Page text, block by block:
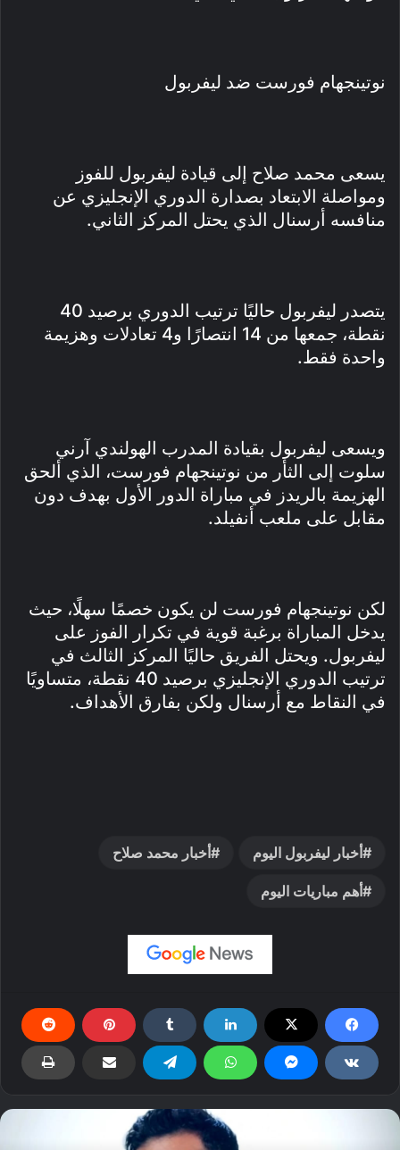
نوتينجهام فورست ضد ليفربول
يسعى محمد صلاح إلى قيادة ليفربول للفوز
ومواصلة الابتعاد بصدارة الدوري الإنجليزي عن
منافسه أرسنال الذي يحتل المركز الثاني.
يتصدر ليفربول حاليًا ترتيب الدوري برصيد 40
نقطة، جمعها من 14 انتصارًا و4 تعادلات وهزيمة
واحدة فقط.
ويسعى ليفربول بقيادة المدرب الهولندي آرني
سلوت إلى الثأر من نوتينجهام فورست، الذي ألحق
الهزيمة بالريدز في مباراة الدور الأول بهدف دون
مقابل على ملعب أنفيلد.
لكن نوتينجهام فورست لن يكون خصمًا سهلًا، حيث
يدخل المباراة برغبة قوية في تكرار الفوز على
ليفربول. ويحتل الفريق حاليًا المركز الثالث في
ترتيب الدوري الإنجليزي برصيد 40 نقطة، متساويًا
في النقاط مع أرسنال ولكن بفارق الأهداف.
أخبار ليفربول اليوم أخبار محمد صلاح
أهم مباريات اليوم